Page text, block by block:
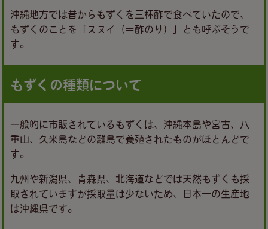
沖縄地方では昔からもずくを三杯酢で食べていたので、
もずくのことを「スヌイ（＝酢のり）」とも呼ぶそうで
す。
もずくの種類について
一般的に市販されているもずくは、沖縄本島や宮古、八
重山、久米島などの離島で養殖されたものがほとんどで
す。
九州や新潟県、青森県、北海道などでは天然もずくも採
取されていますが採取量は少ないため、日本一の生産地
は沖縄県です。